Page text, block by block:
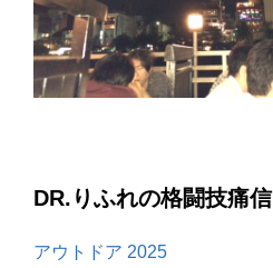
DR.りふれの格闘技痛信
アウトドア 2025